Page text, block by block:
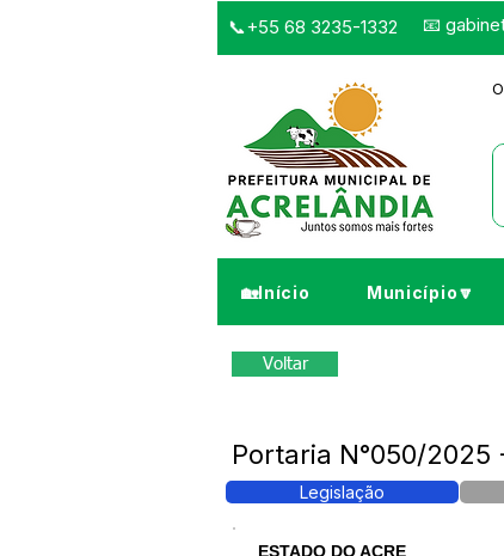
📞+55 68 3235-1332 📧
🏡Início Município🔽
Voltar
Portaria N°050/2025
Legislação
ESTADO DO ACRE